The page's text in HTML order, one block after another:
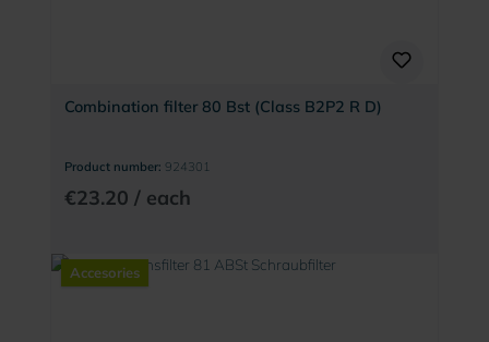
Combination filter 80 Bst (Class B2P2 R D)
Product number: 924301
€23.20 / each
Accesories